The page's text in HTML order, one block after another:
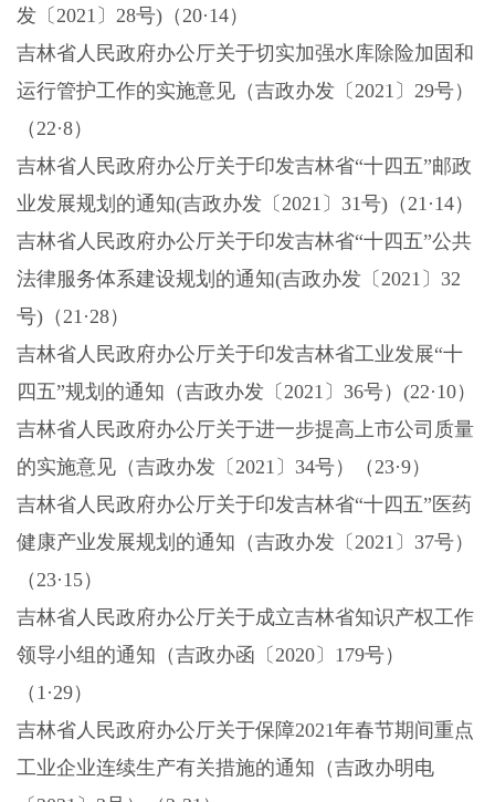
发〔2021〕28号)（20·14）
吉林省人民政府办公厅关于切实加强水库除险加固和
运行管护工作的实施意见（吉政办发〔2021〕29号）
（22·8）
吉林省人民政府办公厅关于印发吉林省“十四五”邮政
业发展规划的通知(吉政办发〔2021〕31号)（21·14）
吉林省人民政府办公厅关于印发吉林省“十四五”公共
法律服务体系建设规划的通知(吉政办发〔2021〕32
号)（21·28）
吉林省人民政府办公厅关于印发吉林省工业发展“十
四五”规划的通知（吉政办发〔2021〕36号）(22·10）
吉林省人民政府办公厅关于进一步提高上市公司质量
的实施意见（吉政办发〔2021〕34号）（23·9）
吉林省人民政府办公厅关于印发吉林省“十四五”医药
健康产业发展规划的通知（吉政办发〔2021〕37号）
（23·15）
吉林省人民政府办公厅关于成立吉林省知识产权工作
领导小组的通知（吉政办函〔2020〕179号）
（1·29）
吉林省人民政府办公厅关于保障2021年春节期间重点
工业企业连续生产有关措施的通知（吉政办明电